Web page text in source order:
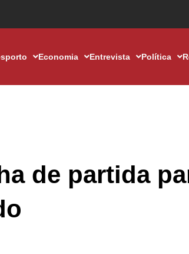
Economia Entrevista Política
de partida